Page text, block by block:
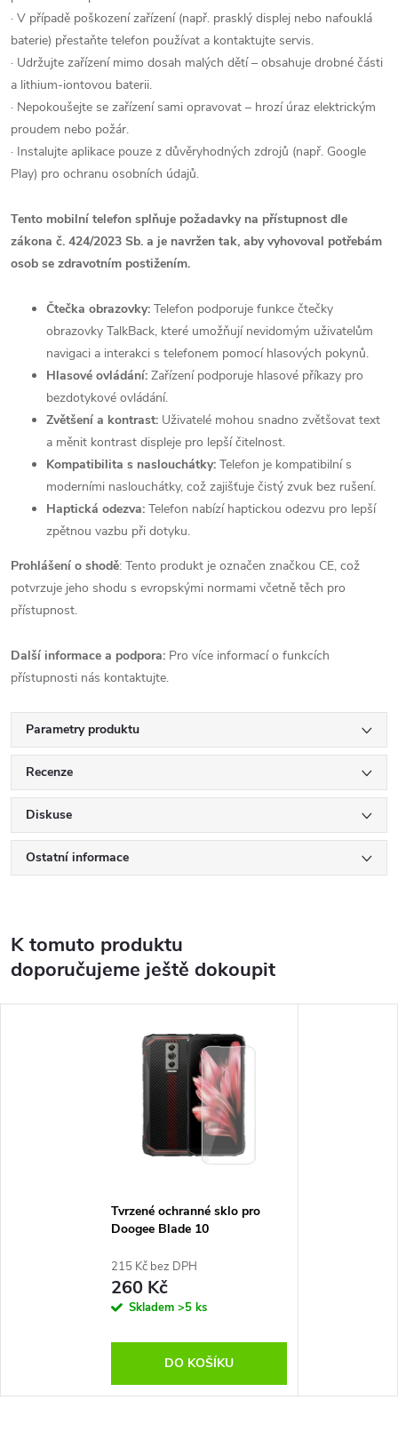
· V případě poškození zařízení (např. prasklý displej nebo nafouklá
baterie) přestaňte telefon používat a kontaktujte servis.
· Udržujte zařízení mimo dosah malých dětí – obsahuje drobné části
a lithium-iontovou baterii.
· Nepokoušejte se zařízení sami opravovat – hrozí úraz elektrickým
proudem nebo požár.
· Instalujte aplikace pouze z důvěryhodných zdrojů (např. Google
Play) pro ochranu osobních údajů.
Tento mobilní telefon splňuje požadavky na přístupnost dle
zákona č. 424/2023 Sb. a je navržen tak, aby vyhovoval potřebám
osob se zdravotním postižením.
Čtečka obrazovky: Telefon podporuje funkce čtečky
obrazovky TalkBack, které umožňují nevidomým uživatelům
navigaci a interakci s telefonem pomocí hlasových pokynů.
Hlasové ovládání: Zařízení podporuje hlasové příkazy pro
bezdotykové ovládání.
Zvětšení a kontrast: Uživatelé mohou snadno zvětšovat text
a měnit kontrast displeje pro lepší čitelnost.
Kompatibilita s naslouchátky: Telefon je kompatibilní s
moderními naslouchátky, což zajišťuje čistý zvuk bez rušení.
Haptická odezva: Telefon nabízí haptickou odezvu pro lepší
zpětnou vazbu při dotyku.
Prohlášení o shodě: Tento produkt je označen značkou CE, což
potvrzuje jeho shodu s evropskými normami včetně těch pro
přístupnost.
Další informace a podpora: Pro více informací o funkcích
přístupnosti nás kontaktujte.
Parametry produktu
Recenze
Diskuse
Ostatní informace
K tomuto produktu
doporučujeme ještě dokoupit
Tvrzené ochranné sklo pro
Doogee Blade 10
215 Kč bez DPH
260 Kč
Skladem >5 ks
DO KOŠÍKU